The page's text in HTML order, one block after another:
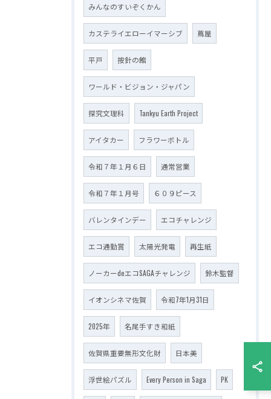
みんなのすいぞくかん
カステライエローイマーシブ 蔦屋
平戸 按針の館
ワールド・ビジョン・ジャパン
探究文理科 Tankyu Earth Project
アイタカー フラワーボトル
令和７年１月６日 通常営業
令和７年１月号 ６０９ピース
バレンタインデー エコチャレンジ
エコ通勤賞 太陽光発電 再生紙
ノーカーdeエコSAGAチャレンジ 鈴木監督
イオンシネマ佐賀 令和7年1月31日
2025年 名尾手すき和紙
佐賀県重要無形文化財 日本美
浮世絵パズル Every Person in Saga PK